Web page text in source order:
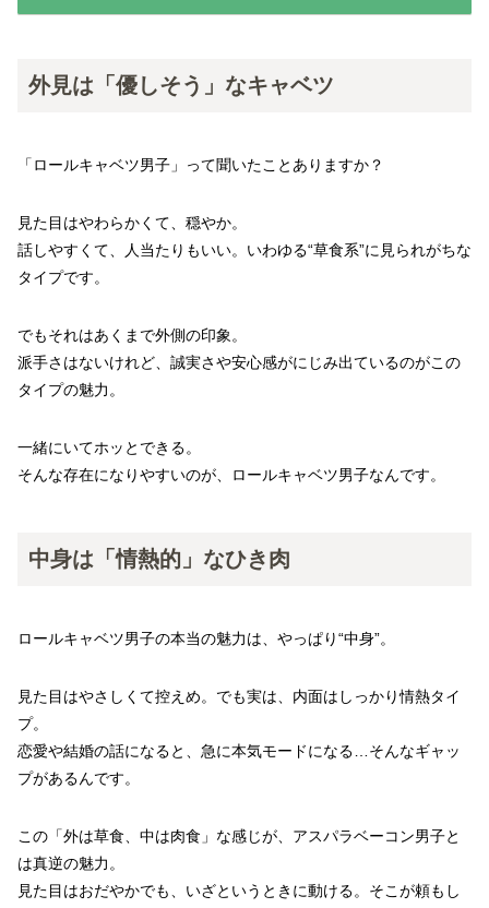
外見は「優しそう」なキャベツ
「ロールキャベツ男子」って聞いたことありますか？
見た目はやわらかくて、穏やか。
話しやすくて、人当たりもいい。いわゆる“草食系”に見られがちな
タイプです。
でもそれはあくまで外側の印象。
派手さはないけれど、誠実さや安心感がにじみ出ているのがこの
タイプの魅力。
一緒にいてホッとできる。
そんな存在になりやすいのが、ロールキャベツ男子なんです。
中身は「情熱的」なひき肉
ロールキャベツ男子の本当の魅力は、やっぱり“中身”。
見た目はやさしくて控えめ。でも実は、内面はしっかり情熱タイ
プ。
恋愛や結婚の話になると、急に本気モードになる…そんなギャッ
プがあるんです。
この「外は草食、中は肉食」な感じが、アスパラベーコン男子と
は真逆の魅力。
見た目はおだやかでも、いざというときに動ける。そこが頼もし